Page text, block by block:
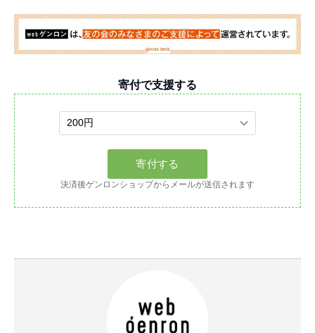
寄付で支援する
決済後ゲンロンショップからメールが送信されます